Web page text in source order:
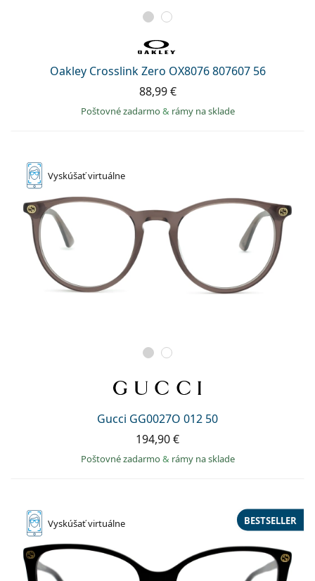
Oakley Crosslink Zero OX8076 807607 56
88,99 €
Poštovné zadarmo& rámy na sklade
Vyskúšaťvirtuálne
Gucci GG0027O 012 50
194,90 €
Poštovné zadarmo& rámy na sklade
Vyskúšaťvirtuálne BESTSELLER